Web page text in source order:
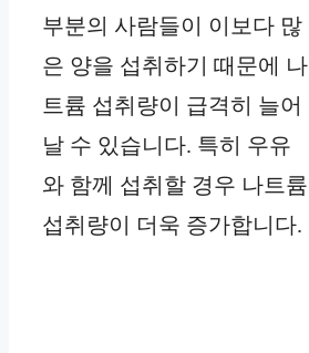
부분의 사람들이 이보다 많
은 양을 섭취하기 때문에 나
트륨 섭취량이 급격히 늘어
날 수 있습니다. 특히 우유
와 함께 섭취할 경우 나트륨
섭취량이 더욱 증가합니다.